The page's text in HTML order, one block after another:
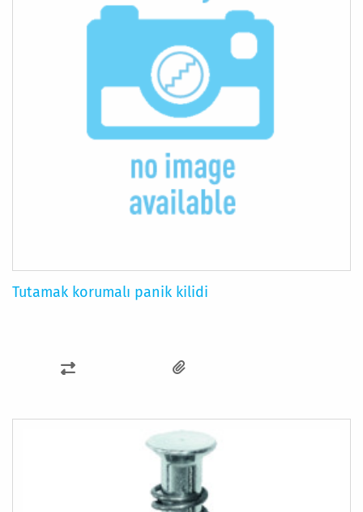
Tutamak korumalı panik kilidi
KARŞILAŞTIRMA
EKLE